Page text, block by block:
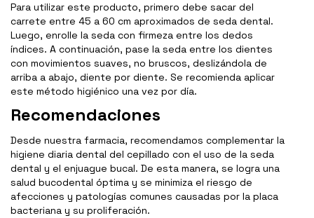
Para utilizar este producto, primero debe sacar del
carrete entre 45 a 60 cm aproximados de seda dental.
Luego, enrolle la seda con firmeza entre los dedos
índices. A continuación, pase la seda entre los dientes
con movimientos suaves, no bruscos, deslizándola de
arriba a abajo, diente por diente. Se recomienda aplicar
este método higiénico una vez por día.
Recomendaciones
Desde nuestra farmacia, recomendamos complementar la
higiene diaria dental del cepillado con el uso de la seda
dental y el enjuague bucal. De esta manera, se logra una
salud bucodental óptima y se minimiza el riesgo de
afecciones y patologías comunes causadas por la placa
bacteriana y su proliferación.